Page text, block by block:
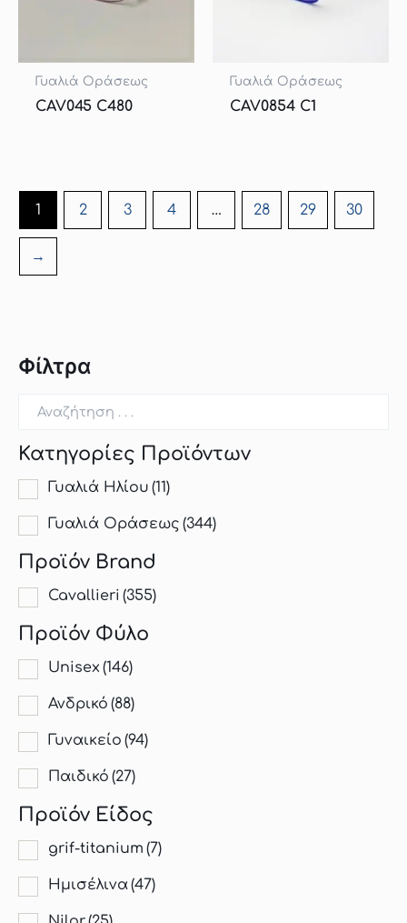
Φίλτρα
Κατηγορίες Προϊόντων
Γυαλιά Ηλίου (11)
Γυαλιά Οράσεως (344)
Προϊόν Brand
Cavallieri (355)
Προϊόν Φύλο
Unisex (146)
Ανδρικό (88)
Γυναικείο (94)
Παιδικό (27)
Προϊόν Είδος
grif-titanium (7)
Hμισέλινα(47)
Γυαλιά Οράσεως
CAV045 C480
Γυαλιά Οράσεως
CAV0854 C1
1 2 3 4 … 28 29 30
→